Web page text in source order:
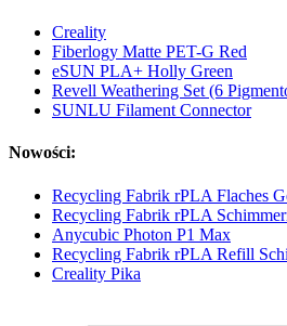
Creality
Fiberlogy Matte PET-G Red
eSUN PLA+ Holly Green
Revell Weathering Set (6
SUNLU Filament Connector
Nowości:
Recycling Fabrik rPLA Flaches
Recycling Fabrik rPLA
Anycubic Photon P1 Max
Recycling Fabrik rPLA Refill
Creality Pika